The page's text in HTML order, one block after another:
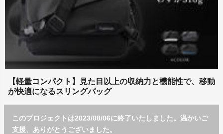
【軽量コンパクト】見た目以上の収納力と機能性で、移動
が快適になるスリングバッグ
このプロジェクトは2023/08/06に終了いたしました。温かいご
支援、ありがとうございました。